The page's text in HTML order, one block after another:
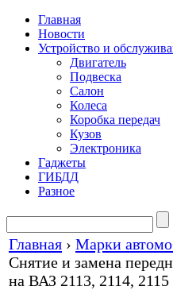
Главная
Новости
Устройство и
Двигатель
Подвеска
Салон
Колеса
Коробка передач
Кузов
Электроника
Гаджеты
ГИБДД
Разное
Главная › Марки
Снятие и замена
на ВАЗ 2113, 2114, 2115